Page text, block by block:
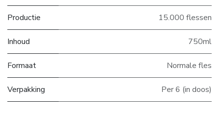
Productie 15.000 flessen
Inhoud 750ml
Formaat Normale fles
Verpakking Per 6 (in doos)